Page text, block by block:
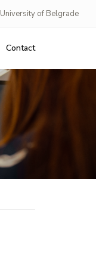
University of Belgrade
Contact